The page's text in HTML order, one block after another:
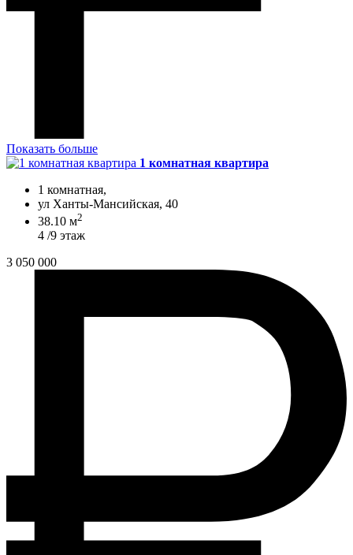
Показать больше
1 комнатная квартира
1 комнатная,
ул Ханты-Мансийская, 40
38.10 м2
4 /9 этаж
3 050 000